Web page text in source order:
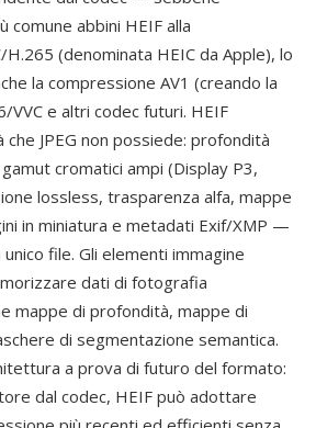
comune abbini HEIF alla
(denominata HEIC da Apple), lo
la compressione AV1 (creando la
VVC e altri codec futuri. HEIF
JPEG non possiede: profondità
cromatici ampi (Display P3,
lossless, trasparenza alfa, mappe
in miniatura e metadati Exif/XMP —
file. Gli elementi immagine
dati di fotografia
mappe di profondità, mappe di
di segmentazione semantica.
a prova di futuro del formato:
dal codec, HEIF può adottare